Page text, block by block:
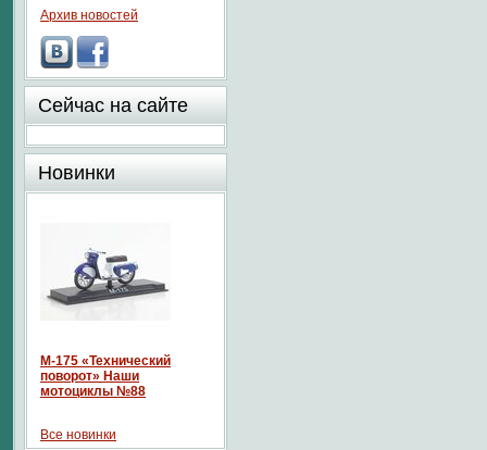
Архив новостей
Сейчас на сайте
Новинки
М-175 «Технический
поворот» Наши
мотоциклы №88
Все новинки